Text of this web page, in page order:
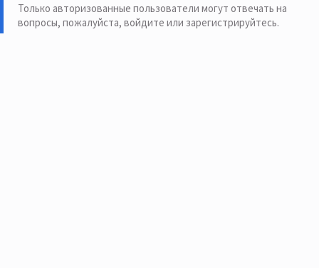
Только авторизованные пользователи могут отвечать на
вопросы, пожалуйста, войдите или зарегистрируйтесь.